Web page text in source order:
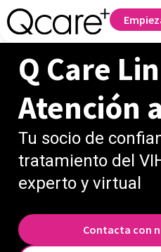
Q Care
Atención
Tu socio de
tratamiento del
experto y virtual
Contacta con